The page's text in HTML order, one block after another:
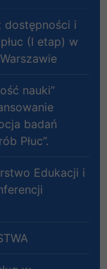
dostępności i
(I etap) w
nauki”
badań
Płuc”.
Edukacji i